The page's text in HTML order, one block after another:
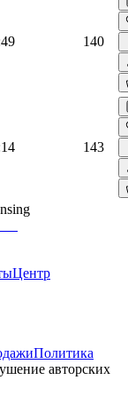
140
143
Центр
Политика
авторских